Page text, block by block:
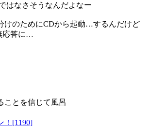
はなさそうなんだよなー
けのためにCDから起動…するんだけど
応答に…
ことを信じて風呂
！[1190]